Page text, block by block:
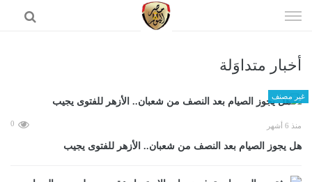
الى
أخبار متداوَلة
غير مصنف
منذ 6 أشهر 0
هل يجوز الصيام بعد النصف من شعبان.. الأزهر للفتوى يجيب